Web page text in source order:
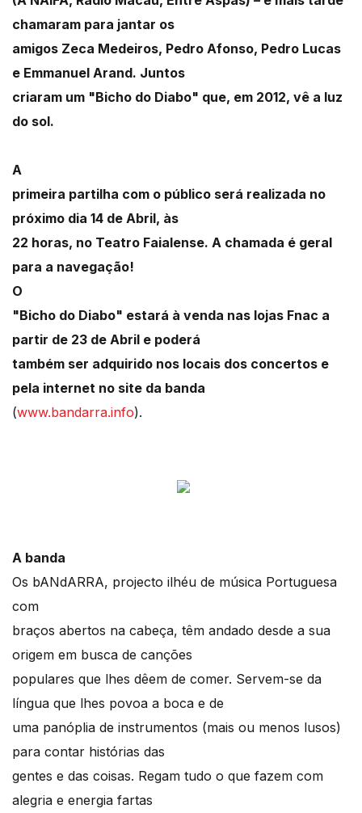
chamaram para jantar os
amigos Zeca Medeiros, Pedro Afonso, Pedro Lucas
e Emmanuel Arand. Juntos
criaram um "Bicho do Diabo" que, em 2012, vê a luz
do sol.
A
primeira partilha com o público será realizada no
próximo dia 14 de Abril, às
22 horas, no Teatro Faialense. A chamada é geral
para a navegação!
O
"Bicho do Diabo" estará à venda nas lojas Fnac a
partir de 23 de Abril e poderá
também ser adquirido nos locais dos concertos e
pela internet no site da banda
(www.bandarra.info).
A banda
Os bANdARRA, projecto ilhéu de música Portuguesa
com
braços abertos na cabeça, têm andado desde a sua
origem em busca de canções
populares que lhes dêem de comer. Servem-se da
língua que lhes povoa a boca e de
uma panóplia de instrumentos (mais ou menos lusos)
para contar histórias das
gentes e das coisas. Regam tudo o que fazem com
alegria e energia fartas